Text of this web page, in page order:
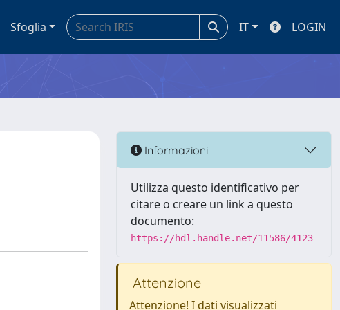
Sfoglia IT LOGIN
Informazioni
Utilizza questo identificativo per
citare o creare un link a questo
documento:
https://hdl.handle.net/11586/4123
Attenzione
Attenzione! I dati visualizzati